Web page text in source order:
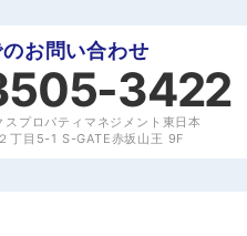
お問い合わせ
3422
スプロパティマネジメント東日本
丁目5-1 S-GATE赤坂山王 9F